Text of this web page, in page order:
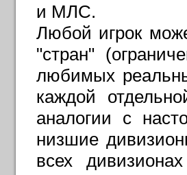
и МЛС.
Любой игрок
"стран"
любимых
каждой
аналогии с
низшие
всех